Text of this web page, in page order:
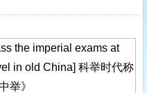
the imperial exams at
in old China] 科举时代称
举》